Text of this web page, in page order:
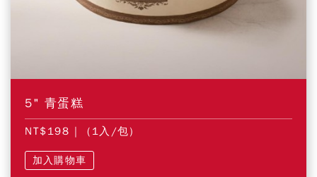
5" 青蛋糕
NT$198 | (1入/包)
加入購物車